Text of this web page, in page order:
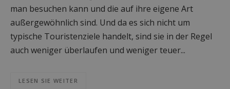
man besuchen kann und die auf ihre eigene Art
außergewöhnlich sind. Und da es sich nicht um
typische Touristenziele handelt, sind sie in der Regel
auch weniger überlaufen und weniger teuer...
LESEN SIE WEITER